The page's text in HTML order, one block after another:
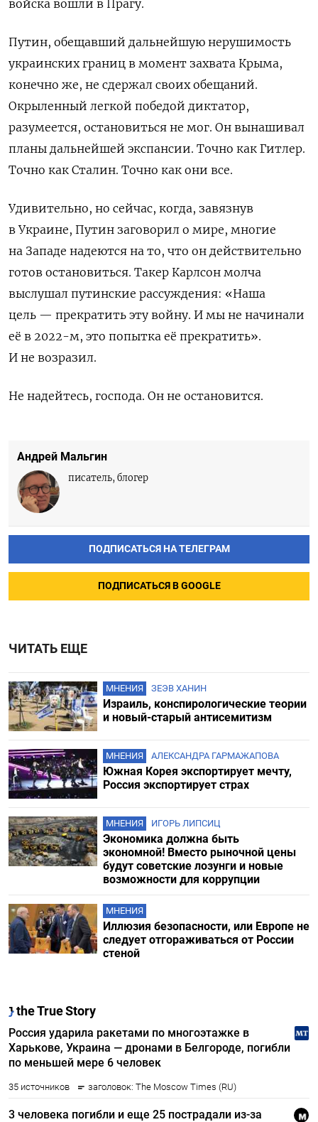
войска вошли в Прагу.
Путин, обещавший дальнейшую нерушимость
украинских границ в момент захвата Крыма,
конечно же, не сдержал своих обещаний.
Окрыленный легкой победой диктатор,
разумеется, остановиться не мог. Он вынашивал
планы дальнейшей экспансии. Точно как Гитлер.
Точно как Сталин. Точно как они все.
Удивительно, но сейчас, когда, завязнув
в Украине, Путин заговорил о мире, многие
на Западе надеются на то, что он действительно
готов остановиться. Такер Карлсон молча
выслушал путинские рассуждения: «Наша
цель — прекратить эту войну. И мы не начинали
её в 2022-м, это попытка её прекратить».
И не возразил.
Не надейтесь, господа. Он не остановится.
Андрей Мальгин
писатель, блогер
ПОДПИСАТЬСЯ НА ТЕЛЕГРАМ
ПОДПИСАТЬСЯ В GOOGLE
ЧИТАТЬ ЕЩЕ
МНЕНИЯ ЗЕЭВ ХАНИН
Израиль, конспирологические теории
и новый-старый антисемитизм
МНЕНИЯ АЛЕКСАНДРА ГАРМАЖАПОВА
Южная Корея экспортирует мечту,
Россия экспортирует страх
МНЕНИЯ ИГОРЬ ЛИПСИЦ
Экономика должна быть
экономной! Вместо рыночной цены
будут советские лозунги и новые
возможности для коррупции
МНЕНИЯ
Иллюзия безопасности, или Европе не
следует отгораживаться от России
стеной